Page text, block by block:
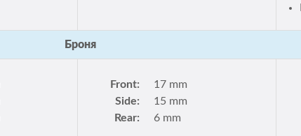
Броня
Front:
17 mm
Side:
15 mm
Rear:
6 mm